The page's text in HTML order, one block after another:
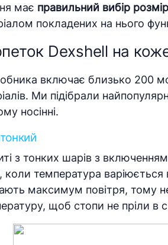
має правильний вибір
покладених на нього
Dexshell на
включає близько 200
Ми підібрали
носінні.
з тонких шарів з включенням
коли температура
максимум повітря, тому
щоб стопи не пріли в